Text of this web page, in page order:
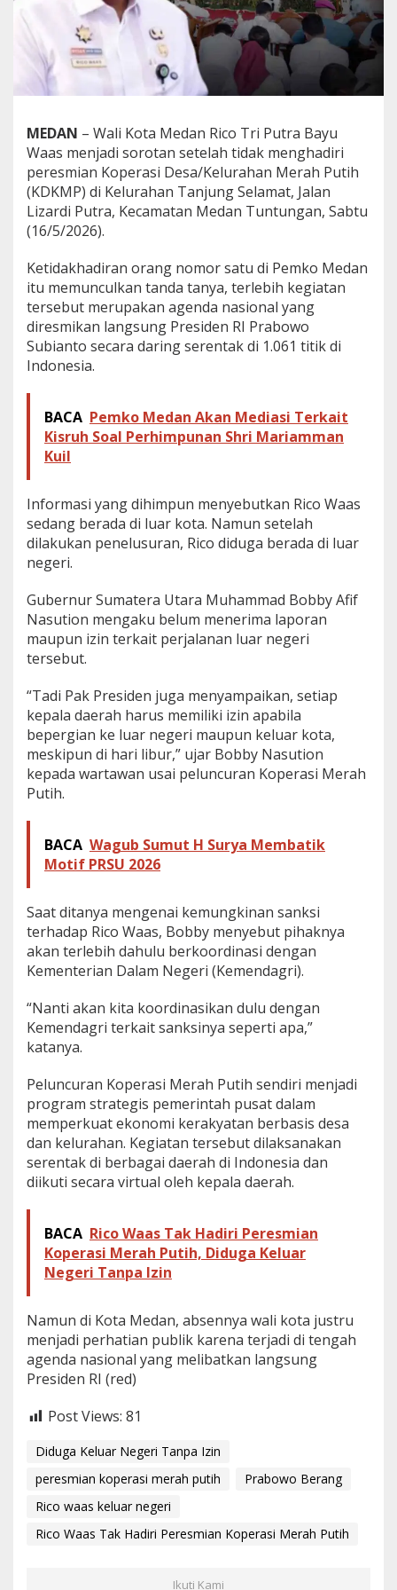
r
o
p
e
r
a
s
e
r
a
h
P
u
D
i
a
K
e
l
r
N
e
g
i
T
a
n
p
a
n
,
P
b
o
w
o
e
r
a
MEDAN – Wali Kota Medan Rico Tri Putra Bayu
Waas menjadi sorotan setelah tidak menghadiri
peresmian Koperasi Desa/Kelurahan Merah Putih
(KDKMP) di Kelurahan Tanjung Selamat, Jalan
Lizardi Putra, Kecamatan Medan Tuntungan, Sabtu
(16/5/2026).
Ketidakhadiran orang nomor satu di Pemko Medan
itu memunculkan tanda tanya, terlebih kegiatan
tersebut merupakan agenda nasional yang
diresmikan langsung Presiden RI Prabowo
Subianto secara daring serentak di 1.061 titik di
Indonesia.
BACA Pemko Medan Akan Mediasi Terkait
Kisruh Soal Perhimpunan Shri Mariamman
Kuil
Informasi yang dihimpun menyebutkan Rico Waas
sedang berada di luar kota. Namun setelah
dilakukan penelusuran, Rico diduga berada di luar
negeri.
Gubernur Sumatera Utara Muhammad Bobby Afif
Nasution mengaku belum menerima laporan
maupun izin terkait perjalanan luar negeri
tersebut.
“Tadi Pak Presiden juga menyampaikan, setiap
kepala daerah harus memiliki izin apabila
bepergian ke luar negeri maupun keluar kota,
meskipun di hari libur,” ujar Bobby Nasution
kepada wartawan usai peluncuran Koperasi Merah
Putih.
BACA ‎Wagub Sumut H Surya Membatik
Motif PRSU 2026
Saat ditanya mengenai kemungkinan sanksi
terhadap Rico Waas, Bobby menyebut pihaknya
akan terlebih dahulu berkoordinasi dengan
Kementerian Dalam Negeri (Kemendagri).
“Nanti akan kita koordinasikan dulu dengan
Kemendagri terkait sanksinya seperti apa,”
katanya.
Peluncuran Koperasi Merah Putih sendiri menjadi
program strategis pemerintah pusat dalam
memperkuat ekonomi kerakyatan berbasis desa
dan kelurahan. Kegiatan tersebut dilaksanakan
serentak di berbagai daerah di Indonesia dan
diikuti secara virtual oleh kepala daerah.
BACA Rico Waas Tak Hadiri Peresmian
Koperasi Merah Putih, Diduga Keluar
Negeri Tanpa Izin
Namun di Kota Medan, absennya wali kota justru
menjadi perhatian publik karena terjadi di tengah
agenda nasional yang melibatkan langsung
Presiden RI (red)
Post Views: 81
Diduga Keluar Negeri Tanpa Izin
peresmian koperasi merah putih
Prabowo Berang
Rico waas keluar negeri
Rico Waas Tak Hadiri Peresmian Koperasi Merah Putih
Ikuti Kami